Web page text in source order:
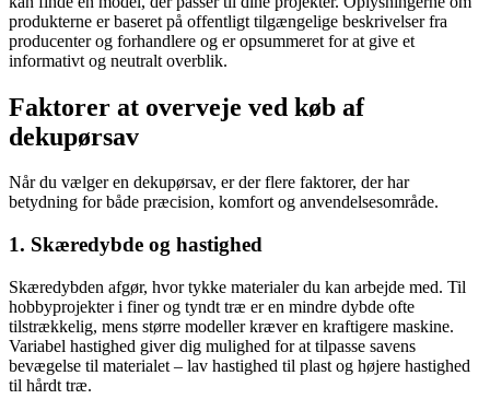
produkterne er baseret på offentligt tilgængelige beskrivelser fra
producenter og forhandlere og er opsummeret for at give et
informativt og neutralt overblik.
Faktorer at overveje ved køb af
dekupørsav
Når du vælger en dekupørsav, er der flere faktorer, der har
betydning for både præcision, komfort og anvendelsesområde.
1. Skæredybde og hastighed
Skæredybden afgør, hvor tykke materialer du kan arbejde med. Til
hobbyprojekter i finer og tyndt træ er en mindre dybde ofte
tilstrækkelig, mens større modeller kræver en kraftigere maskine.
Variabel hastighed giver dig mulighed for at tilpasse savens
bevægelse til materialet – lav hastighed til plast og højere hastighed
til hårdt træ.